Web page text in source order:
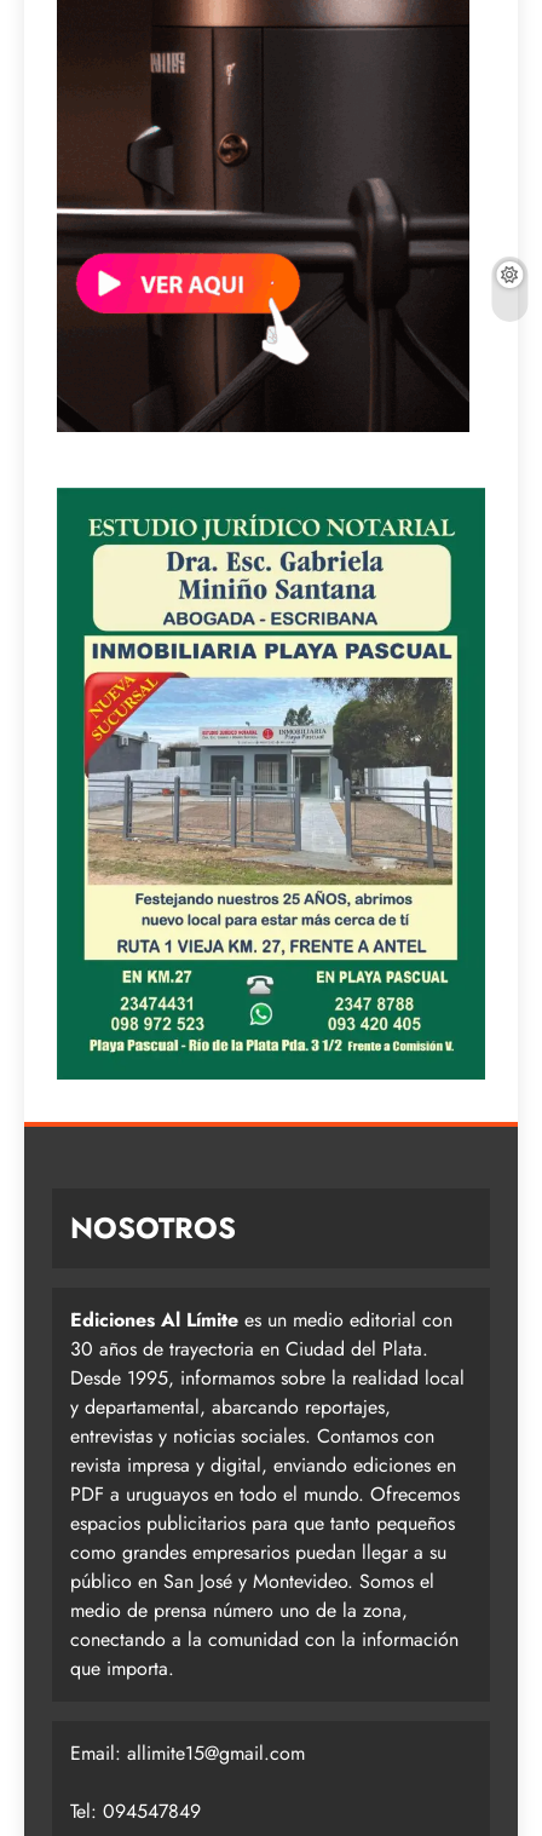
NOSOTROS
Ediciones Al Límite es un medio editorial con
30 años de trayectoria en Ciudad del Plata.
Desde 1995, informamos sobre la realidad local
y departamental, abarcando reportajes,
entrevistas y noticias sociales. Contamos con
revista impresa y digital, enviando ediciones en
PDF a uruguayos en todo el mundo. Ofrecemos
espacios publicitarios para que tanto pequeños
como grandes empresarios puedan llegar a su
público en San José y Montevideo. Somos el
medio de prensa número uno de la zona,
conectando a la comunidad con la información
que importa.
Email: allimite15@gmail.com
Tel: 094547849